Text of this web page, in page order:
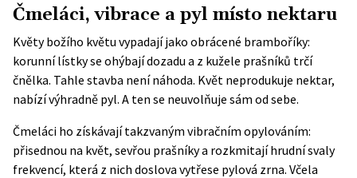
Čmeláci, vibrace a pyl místo nektaru
Květy božího květu vypadají jako obrácené bramboříky:
korunní lístky se ohýbají dozadu a z kužele prašníků trčí
čnělka. Tahle stavba není náhoda. Květ neprodukuje nektar,
nabízí výhradně pyl. A ten se neuvolňuje sám od sebe.
Čmeláci ho získávají takzvaným vibračním opylováním:
přisednou na květ, sevřou prašníky a rozkmitají hrudní svaly
frekvencí, která z nich doslova vytřese pylová zrna. Včela